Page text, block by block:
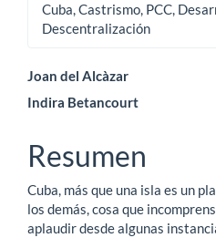
Cuba, Castrismo, PCC,
Descentralización
Contenido
principal
del
artículo
Joan del Alcàzar
Indira Betancourt
Resumen
Cuba, más que una isla es un
los demás, cosa que
aplaudir desde algunas